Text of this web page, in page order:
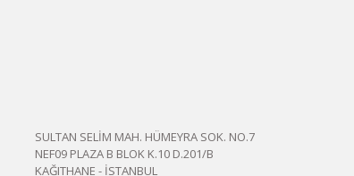
SULTAN SELİM MAH. HÜMEYRA SOK. NO.7
NEF09 PLAZA B BLOK K.10 D.201/B
KAĞITHANE - İSTANBUL